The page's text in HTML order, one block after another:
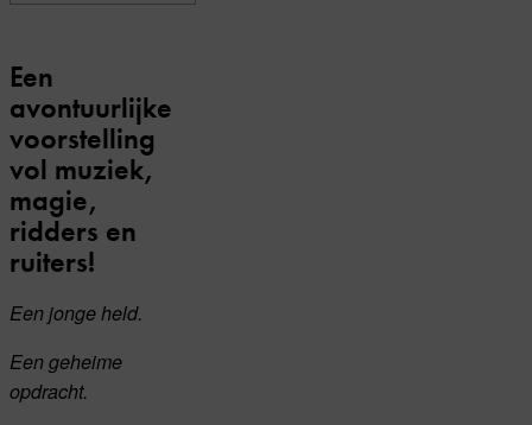
Een
avontuurlijke
voorstelling
vol muziek,
magie,
ridders en
ruiters!
Een jonge held.
Een geheime
opdracht.